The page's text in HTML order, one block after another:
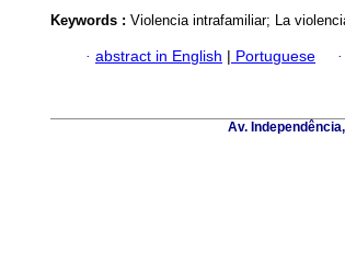
Keywords : Violencia intrafamiliar; La
· abstract in English | Portuguese ·
Av.